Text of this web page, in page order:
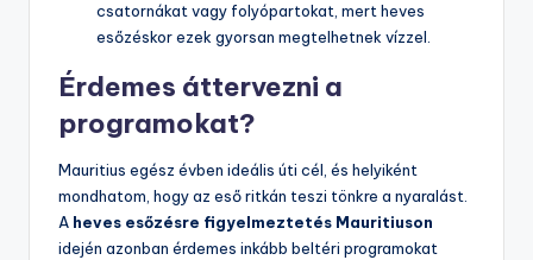
csatornákat vagy folyópartokat, mert heves
esőzéskor ezek gyorsan megtelhetnek vízzel.
Érdemes áttervezni a
programokat?
Mauritius egész évben ideális úti cél, és helyiként
mondhatom, hogy az eső ritkán teszi tönkre a nyaralást.
A heves esőzésre figyelmeztetés Mauritiuson
idején azonban érdemes inkább beltéri programokat